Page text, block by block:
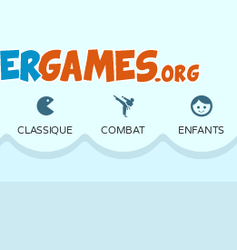
CLASSIQUE COMBAT ENFANTS